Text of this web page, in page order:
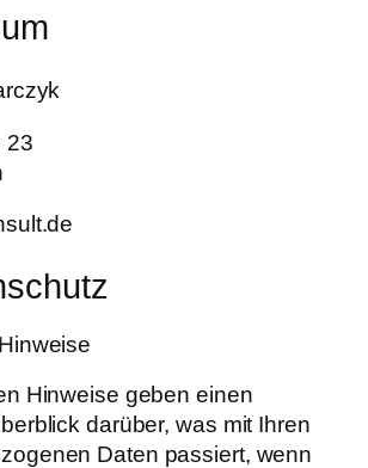
23
Hinweise geben einen
darüber, was mit Ihren
Daten passiert, wenn